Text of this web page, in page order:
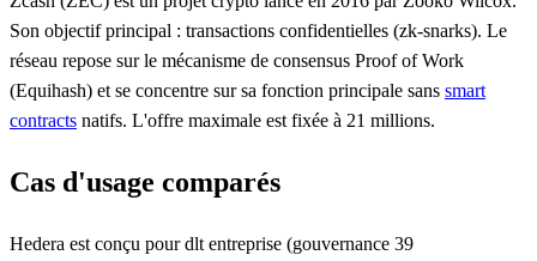
Son objectif principal : transactions confidentielles (zk-snarks). Le
réseau repose sur le mécanisme de consensus Proof of Work
(Equihash) et se concentre sur sa fonction principale sans smart
contracts natifs. L'offre maximale est fixée à 21 millions.
Cas d'usage comparés
Hedera est conçu pour dlt entreprise (gouvernance 39